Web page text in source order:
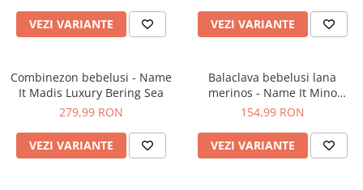
Pantaloni scurți pentru gravide
Lenjerie
Sutiene / Bustiere / Maiouri
Gravide
Pijamale Gravide
Dresuri Gravide
Geci și Paltoane
VEZI VARIANTE VEZI VARIANTE
Combinezon bebelusi - Name
It Madis Luxury Bering Sea
279,99 RON
VEZI VARIANTE
Balaclava bebelusi lana
merinos - Name It Mino
Brown
154,99 RON
VEZI VARIANTE